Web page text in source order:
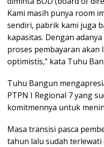
Kami masih punya room
sendiri, pabrik kami juga
kapasitas. Dengan adanya
proses pembayaran akan
optimistis,” kata Tuhu
Tuhu Bangun
PTPN I Regional 7 yang
komitmennya untuk
Masa transisi pasca
tahun lalu sudah